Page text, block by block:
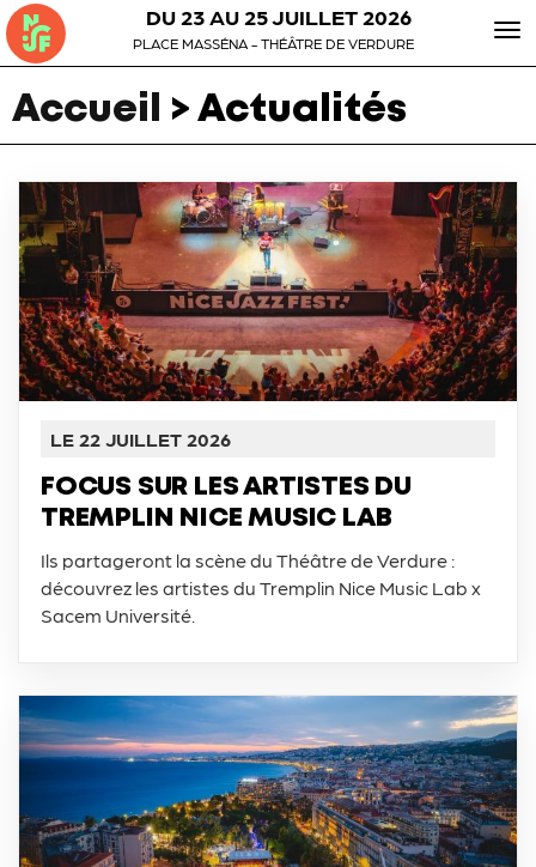
DU 23 AU 25 JUILLET 2026
PLACE MASSÉNA - THÉÂTRE DE VERDURE
Accueil > Actualités
LE 22 JUILLET 2026
FOCUS SUR LES ARTISTES DU
TREMPLIN NICE MUSIC LAB
Ils partageront la scène du Théâtre de Verdure :
découvrez les artistes du Tremplin Nice Music Lab x
Sacem Université.